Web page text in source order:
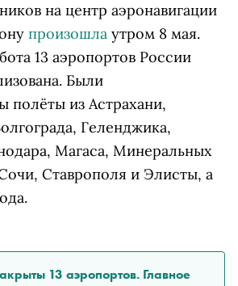
на центр аэронавигации
произошла утром 8 мая.
13 аэропортов России
Были
полёты из Астрахани,
Геленджика,
Магаса, Минеральных
Ставрополя и Элисты, а
13 аэропортов. Главное